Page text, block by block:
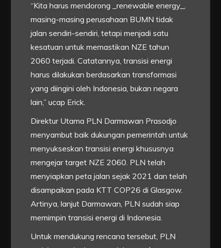
“Kita harus mendorong _renewable energy_,
masing-masing perusahaan BUMN tidak
jalan sendiri-sendiri, tetapi menjadi satu
kesatuan untuk memastikan NZE tahun
2060 terjadi. Catatannya, transisi energi
harus dilakukan berdasarkan transformasi
yang diingini oleh Indonesia, bukan negara
lain,” ucap Erick.
Direktur Utama PLN Darmawan Prasodjo
menyambut baik dukungan pemerintah untuk
menyukseskan transisi energi khususnya
mengejar target NZE 2060. PLN telah
menyiapkan peta jalan sejak 2021 dan telah
disampaikan pada KTT COP26 di Glasgow.
Artinya, lanjut Darmawan, PLN sudah siap
memimpin transisi energi di Indonesia.
Untuk mendukung rencana tersebut, PLN